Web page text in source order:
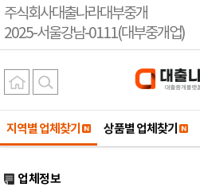
주식회사대출나라대부중개
2025-서울강남-0111(대부중개업)
지역별 업체찾기 상품별 업체찾기
업체정보